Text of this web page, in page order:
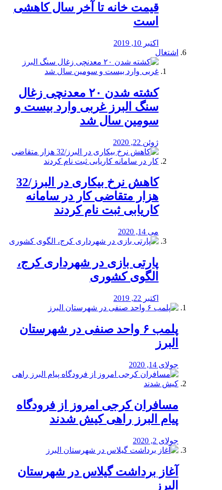
قیمت خانه تا آخر سال کاهشی
است
اکتبر 10, 2019
اشتغال
کشته شدن ۲۰ معدنچی زغال
سنگ البرز غربی وارد بیست و
سومین سال شد
ژوئن 22, 2020
کاهش نرخ بیکاری در البرز/32
هزار متقاضی کار در سامانه
کاریابی ثبت نام کردند
می 14, 2020
پارتی بازی در شهرداری کرج،
الگوی کشوری
اکتبر 22, 2019
پلمب ۶ واحد صنفی در شهرستان
البرز
جولای 14, 2020
مسافران کرجی امروز از فرودگاه
پیام البرز راهی کیش شدند
جولای 2, 2020
آغاز برداشت گیلاس در شهرستان
البرز